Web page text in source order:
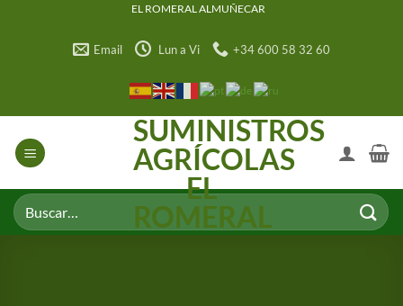
EL ROMERAL ALMUÑECAR
Email Lun a Vi +34 600 58 32 60
SUMINISTROS
AGRÍCOLAS
EL
ROMERAL
Buscar
por: